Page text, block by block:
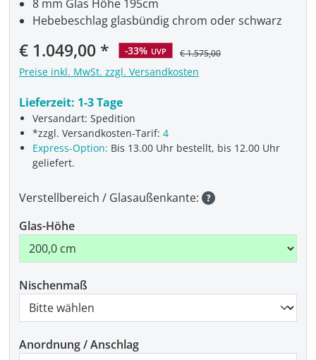
Verkaufspreis:
€ 1.049,00 -33% UVP € 1.575,00
Preise inkl. MwSt. zzgl. Versandkosten
Lieferzeit: 1-3 Tage
Versandart: Spedition
*zzgl. Versandkosten-Tarif:4
Express-Option: Bis 13.00 Uhr bestellt, bis 12.00 Uhr
geliefert.
8 mm Glas Höhe 195cm
Hebebeschlag glasbündig chrom oder schwarz
Verstellbereich / Glasaußenkante:
Glas-Höhe
Nischenmaß
Anordnung / Anschlag